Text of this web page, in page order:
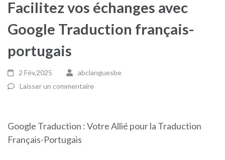
Facilitez vos échanges avec
Google Traduction français-
portugais
2 Fév,2025
abclanguesbe
Laisser un commentaire
Google Traduction : Votre Allié pour la Traduction
Français-Portugais